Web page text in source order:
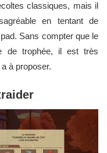
classiques, mais il
en tentant de
Sans compter que le
de trophée, il est très
à proposer.